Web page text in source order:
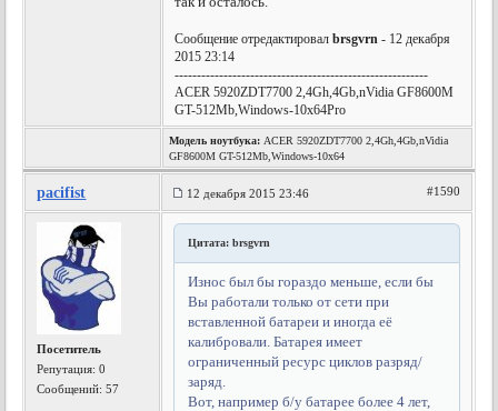
Сообщение отредактировалbrsgvrn - 12 декабря
2015 23:14
---------------------------------------------------------
ACER 5920ZDT7700 2,4Gh,4Gb,nVidia GF8600M
GT-512Mb,Windows-10x64Pro
Модель ноутбука: ACER 5920ZDT7700 2,4Gh,4Gb,nVidia
GF8600M GT-512Mb,Windows-10x64
pacifist 12 декабря 2015 23:46 #1590
Посетитель
Репутация:0
Сообщений: 57
Цитата: brsgvrn
Износ был бы гораздо меньше, если бы
Вы работали только от сети при
вставленной батареи и иногда её
калибровали. Батарея имеет
ограниченный ресурс циклов разряд/
заряд.
Вот, например б/у батарее более 4 лет,